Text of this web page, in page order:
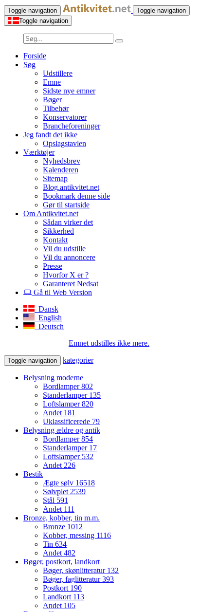
Toggle navigation
Toggle navigation
Toggle navigation
Forside
Søg
Udstillere
Emne
Sidste nye emner
Bøger
Tilbehør
Konservatorer
Brancheforeninger
Jeg fandt det ikke
Opslagstavlen
Værktøjer
Nyhedsbrev
Kalenderen
Sitemap
Blog.antikvitet.net
Bookmark denne side
Gør til startside
Om Antikvitet.net
Sådan virker det
Sikkerhed
Kontakt
Vil du udstille
Vil du annoncere
Presse
Hvorfor X er ?
Garanteret Nedsat
Gå til Web Version
Dansk
English
Deutsch
Emnet udstilles ikke mere.
Toggle navigation kategorier
Belysning moderne
Bordlamper802
Standerlamper 135
Loftslamper820
Andet 181
Uklassificerede 79
Belysning ældre og antik
Bordlamper854
Standerlamper 17
Loftslamper 532
Andet 226
Bestik
Ægte sølv 16518
Sølvplet 2539
Stål 591
Andet 111
Bronze, kobber, tin m.m.
Bronze 1012
Kobber, messing 1116
Tin 634
Andet 482
Bøger, postkort, landkort
Bøger, skønlitteratur 132
Bøger, faglitteratur393
Postkort 190
Landkort 113
Andet 105